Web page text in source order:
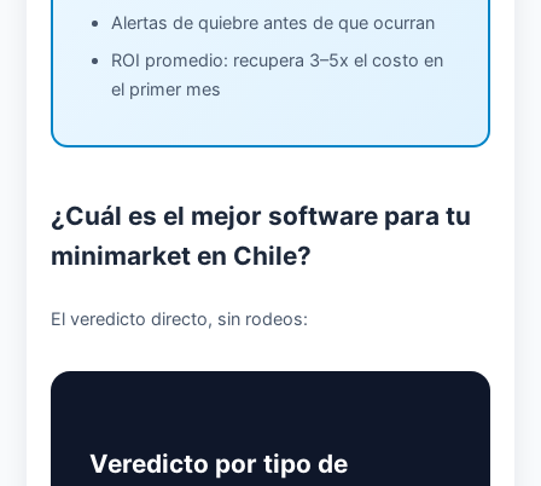
Alertas de quiebre antes de que ocurran
ROI promedio: recupera 3–5x el costo en
el primer mes
¿Cuál es el mejor software para tu
minimarket en Chile?
El veredicto directo, sin rodeos:
Veredicto por tipo de